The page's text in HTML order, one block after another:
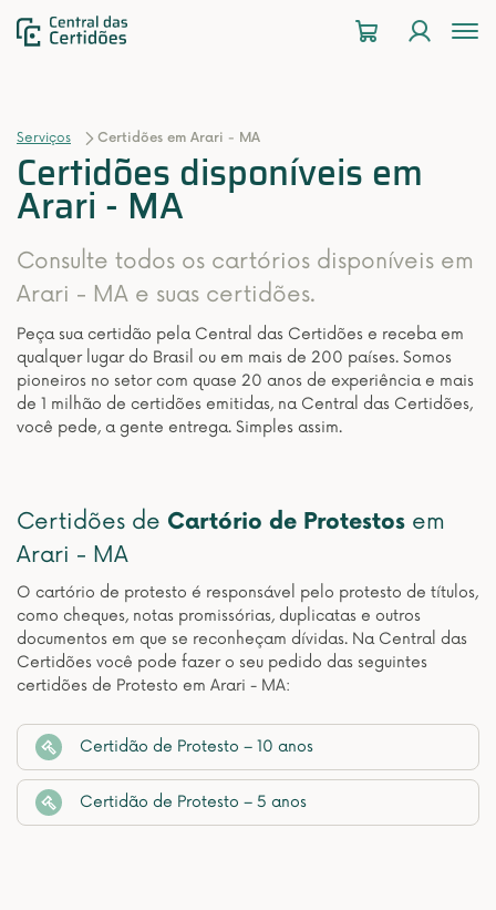
Serviços Certidões em Arari - MA
Certidões disponíveis em
Arari - MA
Consulte todos os cartórios disponíveis em
Arari - MA e suas certidões.
Peça sua certidão pela Central das Certidões e receba em
qualquer lugar do Brasil ou em mais de 200 países. Somos
pioneiros no setor com quase 20 anos de experiência e mais
de 1 milhão de certidões emitidas, na Central das Certidões,
você pede, a gente entrega. Simples assim.
Certidões de Cartório de Protestos em
Arari - MA
O cartório de protesto é responsável pelo protesto de títulos,
como cheques, notas promissórias, duplicatas e outros
documentos em que se reconheçam dívidas. Na Central das
Certidões você pode fazer o seu pedido das seguintes
certidões de Protesto em Arari - MA:
Certidão de Protesto – 10 anos
Certidão de Protesto – 5 anos